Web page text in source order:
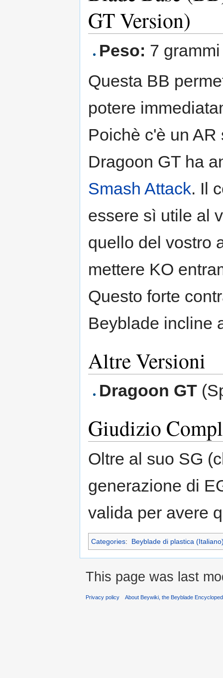
GT Version)
Peso: 7 grammi
Questa BB
potere
Poichè c'è un
Dragoon GT ha
Smash Attack. Il
essere sì utile al
quello del vostro
mettere KO
Questo forte
Beyblade incline
Altre Versioni
Dragoon GT
Giudizio
Oltre al suo SG
generazione di
valida per avere
Categories: Beyblade di plastica
This page was last
Privacy policy About Beywiki, the Beyblade